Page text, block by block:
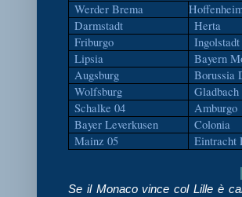
Werder Brema
Darmstadt Herta
Friburgo Ingolstadt
Lipsia Bayern
Augsburg Borussia
Wolfsburg Gladbach
Schalke 04 Amburgo
Bayer Leverkusen Colonia
Mainz 05 Eintracht
Se il Monaco vince col Lille è